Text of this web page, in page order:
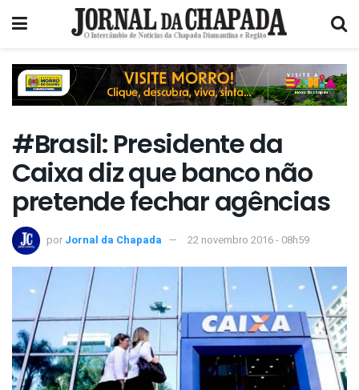
#Brasil: Presidente da
Caixa diz que banco não
pretende fechar agências
por Jornal da Chapada 22 novembro 2016 - 08h59